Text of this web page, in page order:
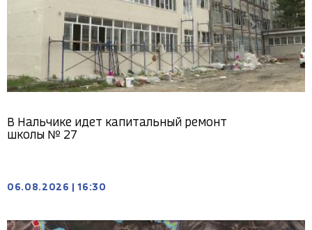
В Нальчике идет капитальный ремонт
школы № 27
06.08.2026 16:30